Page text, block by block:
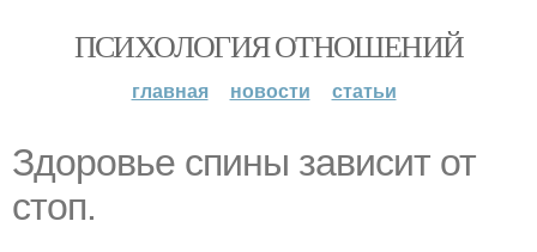
ПСИХОЛОГИЯ ОТНОШЕНИЙ
главная новости статьи
Здоровье спины зависит от
стоп.